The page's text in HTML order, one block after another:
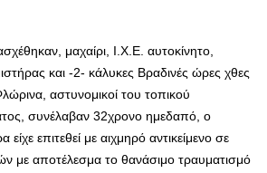
μαχαίρι, Ι.Χ.Ε. αυτοκίνητο,
και -2- κάλυκες Βραδινές ώρες χθες
αστυνομικοί του τοπικού
συνέλαβαν 32χρονο ημεδαπό, ο
είχε επιτεθεί με αιχμηρό αντικείμενο σε
με αποτέλεσμα το θανάσιμο τραυματισμό